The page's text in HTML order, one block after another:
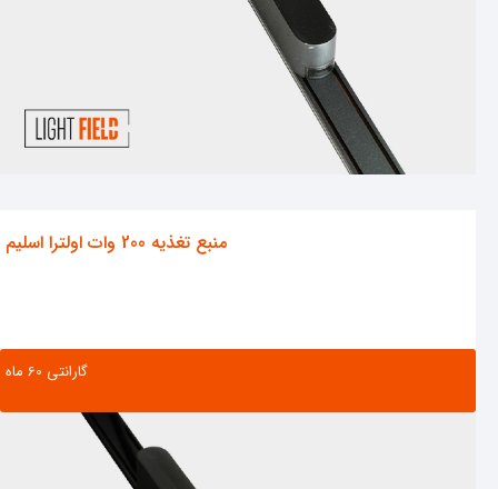
منبع تغذیه 200 وات اولترا اسلیم
مشاهده محصول
گارانتی ‌60 ماه